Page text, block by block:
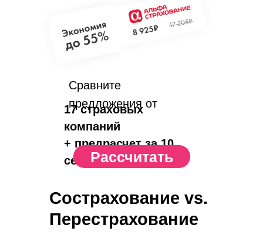
Сравните
предложения от
17 страховых
компаний
+ предрасчет за 10
сек.
Рассчитать
Сострахование vs.
Перестрахование